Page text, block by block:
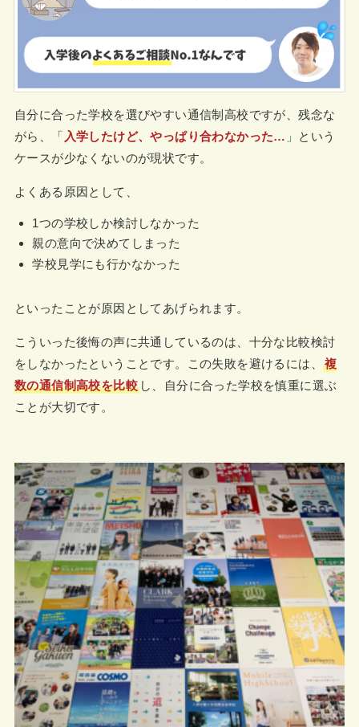
自分に合った学校を選びやすい通信制高校ですが、残念な
がら、「 入学したけど、やっぱり合わなかった… 」という
ケースが少なくないのが現状です。
よくある原因として、
1つの学校しか検討しなかった
親の意向で決めてしまった
学校見学にも行かなかった
といったことが原因としてあげられます。
こういった後悔の声に共通しているのは、十分な比較検討
をしなかったということです。この失敗を避けるには、
複
数の通信制高校を比較し、自分に合った学校を慎重に選ぶ
ことが大切です。